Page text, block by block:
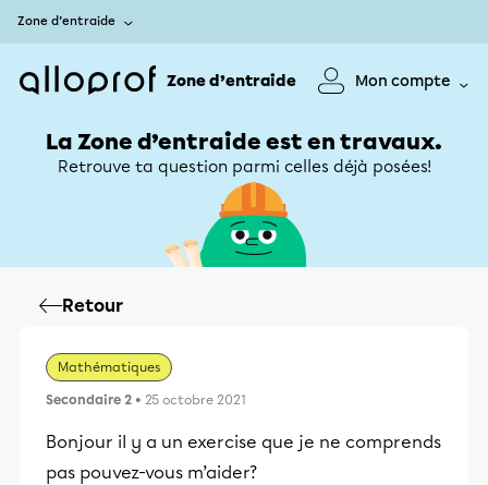
Zone d’entraide
Zone d’entraide Mon compte
La Zone d’entraide est en travaux.
Retrouve ta question parmi celles déjà posées!
Retour
Mathématiques
Secondaire 2 • 25 octobre 2021
Bonjour il y a un exercise que je ne comprends
pas pouvez-vous m’aider?